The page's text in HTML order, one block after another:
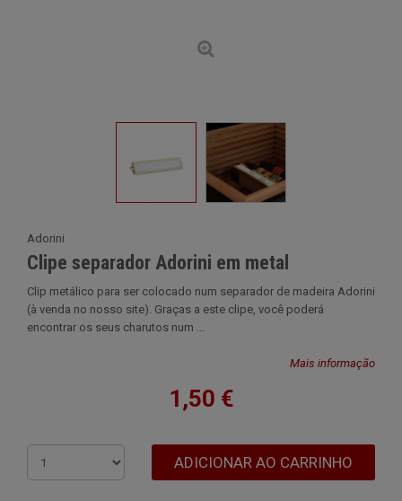
Adorini
Clipe separador Adorini em metal
Clip metálico para ser colocado num separador de madeira Adorini
(à venda no nosso site). Graças a este clipe, você poderá
encontrar os seus charutos num ...
Mais informação
1,50 €
ADICIONAR AO CARRINHO